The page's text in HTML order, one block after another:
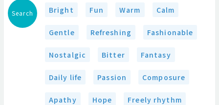
Search Bright Fun Warm Calm
Gentle Refreshing Fashionable
Nostalgic Bitter Fantasy
Daily life Passion Composure
Apathy Hope Freely rhythm